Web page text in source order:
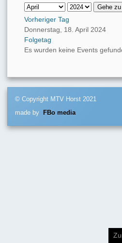
Gehe
Vorheriger Tag
Donnerstag, 18. April 2024
Folgetag
Es wurden keine Events
© Copyright MTV Horst 2021
made by
FBo media